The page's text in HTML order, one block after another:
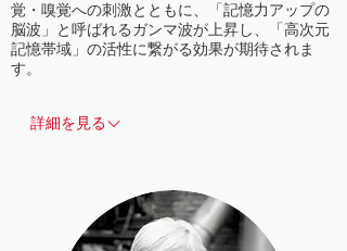
覚・嗅覚への刺激とともに、「記憶力アップの
脳波」と呼ばれるガンマ波が上昇し、「高次元
記憶帯域」の活性に繋がる効果が期待されま
す。
詳細を見る